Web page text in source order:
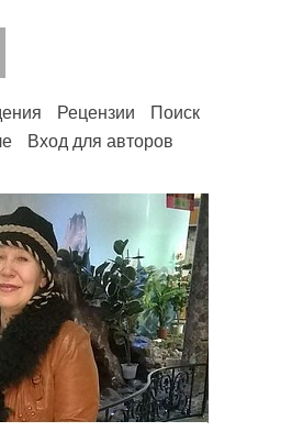
Рецензии
Поиск
Вход для авторов